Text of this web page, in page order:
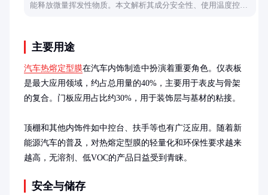
能释放微量挥发性物质。本文解析其成分安全性、使用温度控制
主要用途
汽车热熔定型膜在汽车内饰制造中扮演着重要角色。仪表板
是最大应用领域，约占总用量的40%，主要用于表皮与骨架
的复合。门板应用占比约30%，用于装饰层与基材的粘接。
顶棚和其他内饰件如中控台、扶手等也有广泛应用。随着新
能源汽车的普及，对热熔定型膜的轻量化和环保性要求越来
越高，无溶剂、低VOC的产品日益受到青睐。
安全与储存